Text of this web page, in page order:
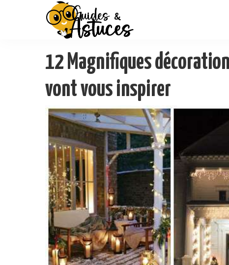
12 Magnifiques
vont vous inspirer